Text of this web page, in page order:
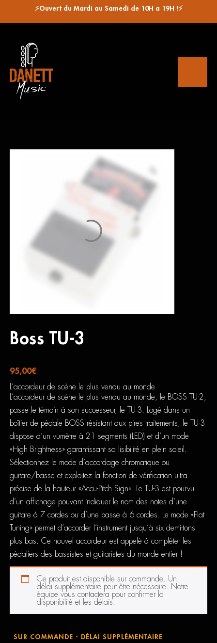
⚡Ouvert du Mardi au Samedi de 10H a 19H !⚡
Boss TU-3
95,00€
L’accordeur de scène le plus vendu au monde
L’accordeur de scène le plus vendu au monde, le BOSS TU-2,
passe le témoin à son successeur, le TU-3. Logé dans un
boîtier de pédale BOSS résistant aux pires traitements, le TU-3
dispose d’un vumètre à 21 segments (LED) et d’un mode
«High Brightness» garantissant sa lisibilité en plein soleil.
Sélectionnez le mode d’accordage chromatique ou
guitare/basse et exploitez la fonction de vérification ultra
précise de la hauteur «Accu-Pitch Sign». Le TU-3 est pourvu
d’un affichage pouvant indiquer le nom des notes d’une
guitare à 7 cordes ou d’une basse à 6 cordes. Le mode «Flat
Tuning» permet d’accorder l’instrument jusqu’à six demi-tons
plus bas. Ce nouvel accordeur est appelé à compléter les
pédaliers des bassistes et guitaristes du monde entier !
Ce produit est disponible sur commande. Un
délai supplémentaire peut être nécessaire. Notre
équipe vous contactera pour confirmer la
disponibilité et les délais.
SUR COMMANDE - DÉLAI SUPPLÉMENTAIRE